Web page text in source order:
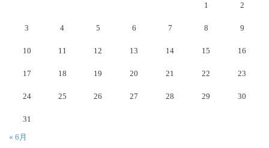
1 2
3 4 5 6 7 8 9
10 11 12 13 14 15 16
17 18 19 20 21 22 23
24 25 26 27 28 29 30
31
« 6月